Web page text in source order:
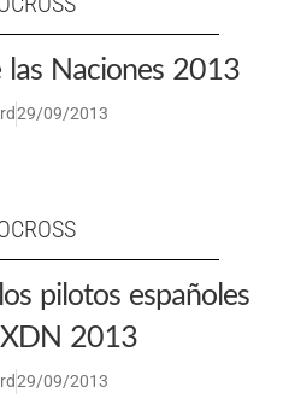
Naciones 2013
29/09/2013
pilotos españoles
2013
29/09/2013